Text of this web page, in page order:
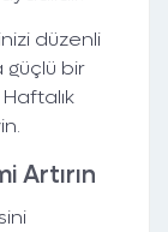
düzenli
bir
Artırın